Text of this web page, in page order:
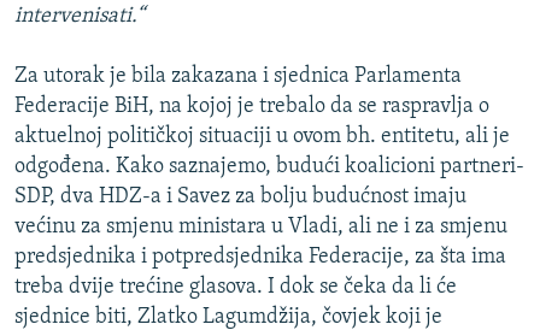
intervenisati.“
Za utorak je bila zakazana i sjednica Parlamenta
Federacije BiH, na kojoj je trebalo da se raspravlja o
aktuelnoj političkoj situaciji u ovom bh. entitetu, ali je
odgođena. Kako saznajemo, budući koalicioni partneri-
SDP, dva HDZ-a i Savez za bolju budućnost imaju
većinu za smjenu ministara u Vladi, ali ne i za smjenu
predsjednika i potpredsjednika Federacije, za šta ima
treba dvije trećine glasova. I dok se čeka da li će
sjednice biti, Zlatko Lagumdžija, čovjek koji je